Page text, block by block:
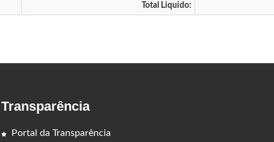
Total Liquido:
Transparência
Portal da Transparência